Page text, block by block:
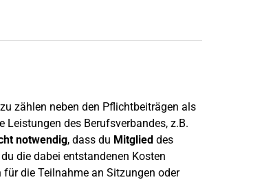
zählen neben den Pflichtbeiträgen als
des Berufsverbandes, z.B.
notwendig, dass du Mitglieddes
die dabei entstandenen Kosten
die Teilnahme an Sitzungen oder